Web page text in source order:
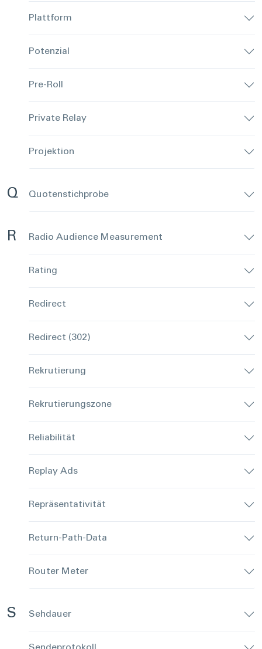
Plattform
Potenzial
Pre-Roll
Private Relay
Projektion
Q Quotenstichprobe
R Radio Audience Measurement
Rating
Redirect
Redirect (302)
Rekrutierung
Rekrutierungszone
Reliabilität
Replay Ads
Repräsentativität
Return-Path-Data
Router Meter
S Sehdauer